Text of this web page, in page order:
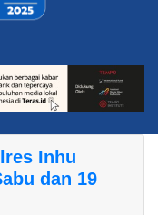
Inhu
dan 19